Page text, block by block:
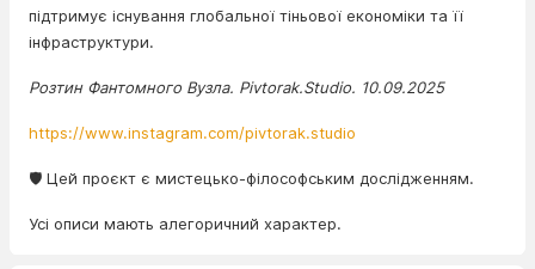
підтримує існування глобальної тіньової економіки та її
інфраструктури.
Розтин Фантомного Вузла. Pivtorak.Studio. 10.09.2025
https://www.instagram.com/pivtorak.studio
🛡️ Цей проєкт є мистецько-філософським дослідженням.
Усі описи мають алегоричний характер.